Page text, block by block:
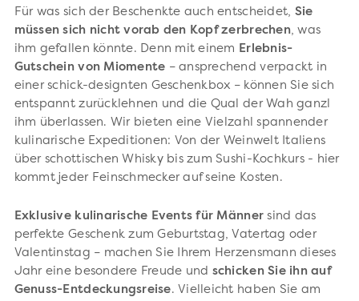
Für was sich der Beschenkte auch entscheidet, Sie
müssen sich nicht vorab den Kopf zerbrechen, was
ihm gefallen könnte. Denn mit einem Erlebnis-
Gutschein von Miomente – ansprechend verpackt in
einer schick-designten Geschenkbox – können Sie sich
entspannt zurücklehnen und die Qual der Wah ganzl
ihm überlassen. Wir bieten eine Vielzahl spannender
kulinarische Expeditionen: Von der Weinwelt Italiens
über schottischen Whisky bis zum Sushi-Kochkurs - hier
kommt jeder Feinschmecker auf seine Kosten.
Exklusive kulinarische Events für Männer sind das
perfekte Geschenk zum Geburtstag, Vatertag oder
Valentinstag – machen Sie Ihrem Herzensmann dieses
Jahr eine besondere Freude und schicken Sie ihn auf
Genuss-Entdeckungsreise. Vielleicht haben Sie am